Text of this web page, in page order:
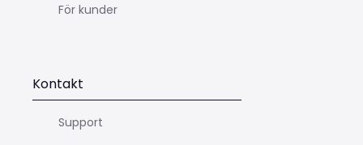
För kunder
Kontakt
Support